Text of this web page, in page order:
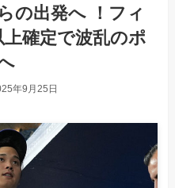
の出発へ ！フィ
上確定で波乱のポ
年9月25日